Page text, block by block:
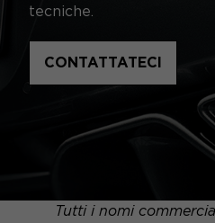
tecniche.
CONTATTATECI
Tutti i nomi